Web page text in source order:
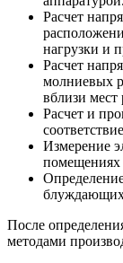
Расчет
нагрузки и
Расчет
молниевых
вблизи
Расчет и
Измерение
блуждающих
После
методами